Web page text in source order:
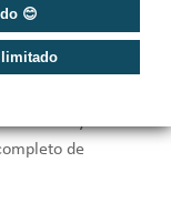
😊
de
de